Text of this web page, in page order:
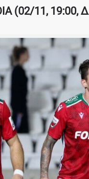
(02/11, 19:00,